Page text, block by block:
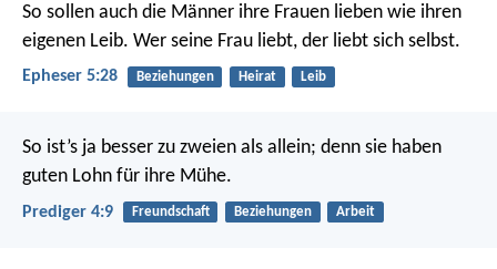
So sollen auch die Männer ihre Frauen lieben wie ihren
eigenen Leib. Wer seine Frau liebt, der liebt sich selbst.
Epheser 5:28 Beziehungen Heirat Leib
So ist’s ja besser zu zweien als allein; denn sie haben
guten Lohn für ihre Mühe.
Prediger 4:9 Freundschaft Beziehungen Arbeit